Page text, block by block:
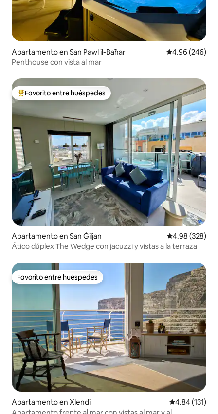
Apartamento en San Pawl il-Baħar Calificación
4.96 (246)
Penthouse con vista al mar
Favorito entre huéspedes preferido
Favorito entre huéspedes
Apartamento en San Ġiljan Calificación
4.98 (328)
Ático dúplex The Wedge con jacuzzi y vistas a la terraza
Favorito entre huéspedes
Favorito entre huéspedes
Apartamento en Xlendi Calificación
4.84 (131)